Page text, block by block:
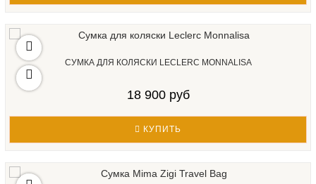
СУМКА ДЛЯ КОЛЯСКИ LECLERC MONNALISA
18 900 руб
КУПИТЬ